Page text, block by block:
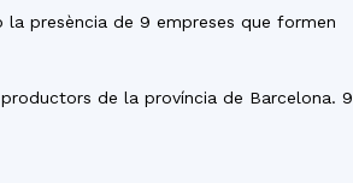
presència de 9 empreses que formen
de la província de Barcelona. 9